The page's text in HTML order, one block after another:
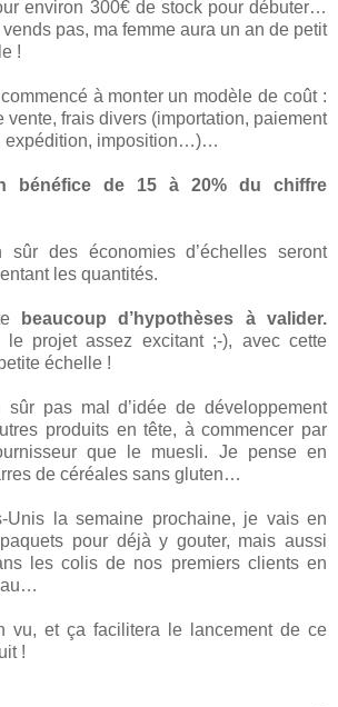
environ 300€ de stock pour débuter…
pas, ma femme aura un an de petit
!
à monter un modèle de coût :
vente, frais divers (importation, paiement
expédition, imposition…)…
bénéfice de 15 à 20% du chiffre
sûr des économies d’échelles seront
les quantités.
beaucoup d’hypothèses à valider.
le projet assez excitant ;-), avec cette
échelle !
pas mal d’idée de développement
produits en tête, à commencer par
que le muesli. Je pense en
de céréales sans gluten…
Unis la semaine prochaine, je vais en
pour déjà y gouter, mais aussi
les colis de nos premiers clients en
vu, et ça facilitera le lancement de ce
!